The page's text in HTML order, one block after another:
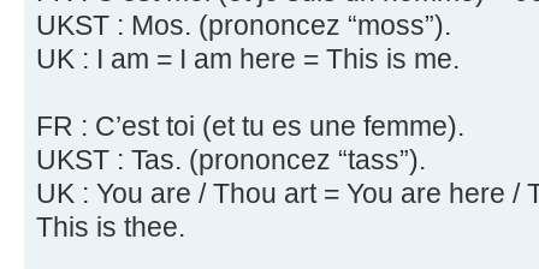
UKST : Mos. (prononcez “moss”).
UK : I am = I am here = This is me.
FR : C’est toi (et tu es une femme).
UKST : Tas. (prononcez “tass”).
UK : You are / Thou art = You are here /
This is thee.